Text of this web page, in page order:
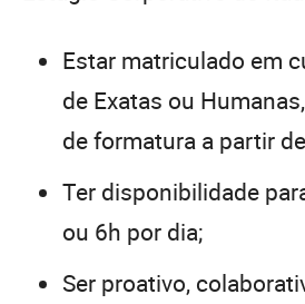
Estar matriculado em
de Exatas ou
de formatura a partir
Ter disponibilidade
ou 6h por dia;
Ser proativo,